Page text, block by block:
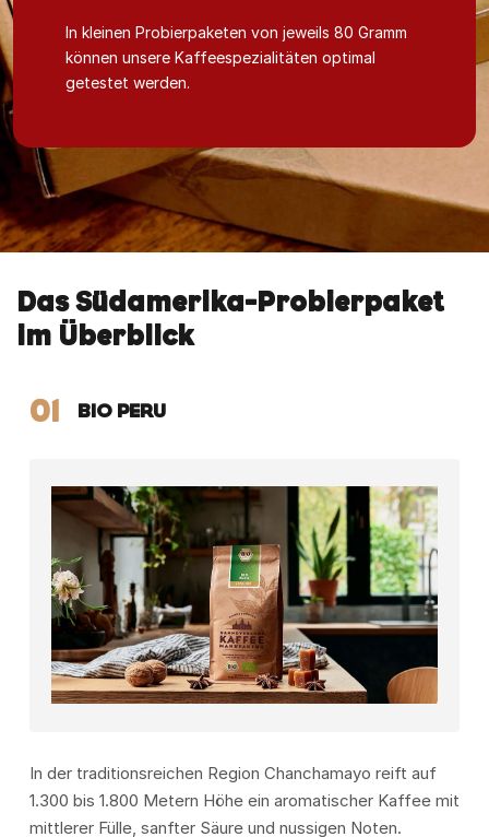
In kleinen Probierpaketen von jeweils 80 Gramm
können unsere Kaffeespezialitäten optimal
getestet werden.
Das Südamerika-Probierpaket
im Überblick
01 BIO PERU
In der traditionsreichen Region Chanchamayo reift auf
1.300 bis 1.800 Metern Höhe ein aromatischer Kaffee mit
mittlerer Fülle, sanfter Säure und nussigen Noten.